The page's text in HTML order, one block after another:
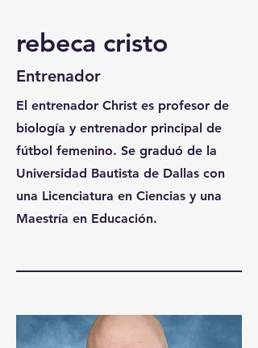
rebeca cristo
Entrenador
El entrenador Christ es profesor de
biología y entrenador principal de
fútbol femenino. Se graduó de la
Universidad Bautista de Dallas con
una Licenciatura en Ciencias y una
Maestría en Educación.